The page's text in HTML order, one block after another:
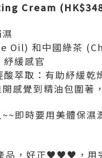
Cream
和中國綠茶
緩感官
萃取：有助紓緩乾
感覺到精油包圍著
即時要用美體保
，好正♥♥♥，用